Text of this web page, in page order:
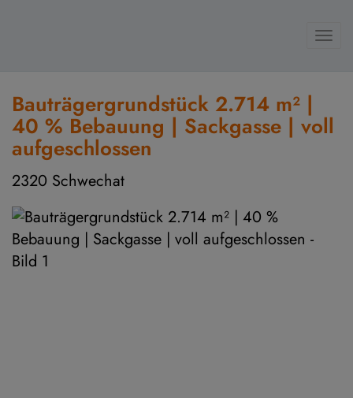
Bauträgergrundstück 2.714 m² |
40 % Bebauung | Sackgasse | voll
aufgeschlossen
2320 Schwechat